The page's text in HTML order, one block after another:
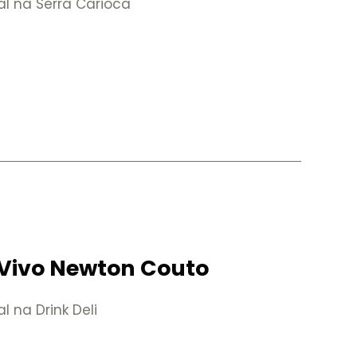
na Serra Carioca
Newton Couto
na Drink Deli